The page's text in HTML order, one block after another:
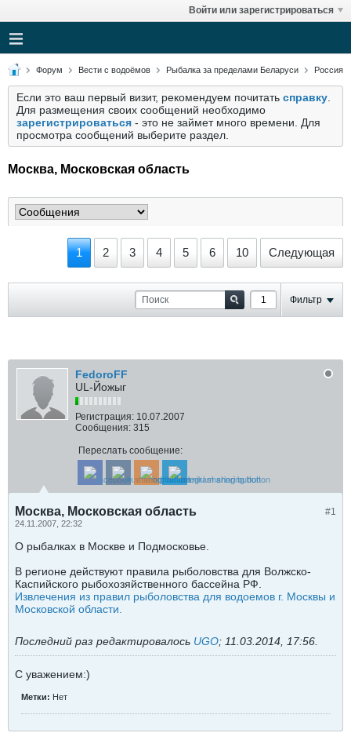
Войти или зарегистрироваться
Форум Вести с водоёмов Рыбалка за пределами Беларуси Россия
Если это ваш первый визит, рекомендуем почитать справку
Для размещения своих сообщений необходимо
зарегистрироваться - это не займет много времени. Для
просмотра сообщений выберите раздел.
Москва, Московская область
1 2 3 4 5 6 10 Следующая
Фильтр
FedoroFF
UL-Йожыг
Регистрация: 10.07.2007
Сообщения: 315
Переслать сообщение:
#1
Москва, Московская область
24.11.2007, 22:32
О рыбалках в Москве и Подмосковье.
В регионе действуют правила рыболовства для Волжско-
Каспийского рыбохозяйственного бассейна РФ.
Извлечения из правил рыболовства для водоемов г. Москвы и
Московской области.
Последний раз редактировалось UGO; 11.03.2014, 17:56
C уважением:)
Метки: Нет